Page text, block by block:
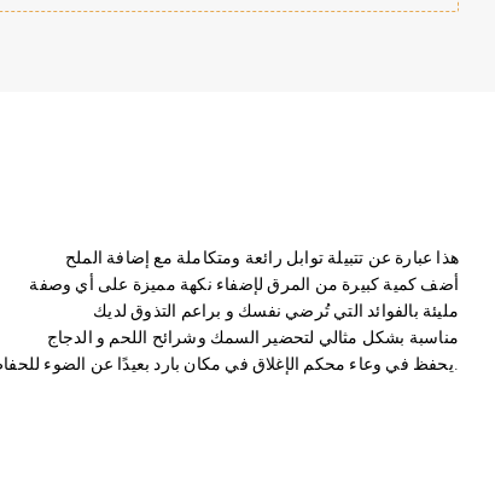
هذا عبارة عن تتبيلة توابل رائعة ومتكاملة مع إضافة الملح
أضف كمية كبيرة من المرق لإضفاء نكهة مميزة على أي وصفة
مليئة بالفوائد التي تُرضي نفسك و براعم التذوق لديك
مناسبة بشكل مثالي لتحضير السمك وشرائح اللحم و الدجاج
يحفظ في وعاء محكم الإغلاق في مكان بارد بعيدًا عن الضوء للحفاظ على طزاجته.